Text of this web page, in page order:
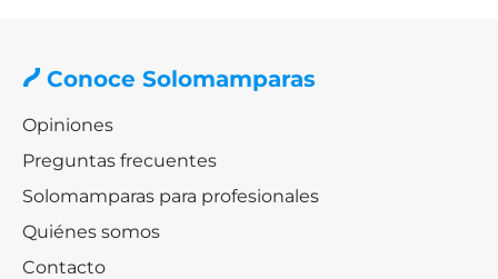
Conoce Solomamparas
Opiniones
Preguntas frecuentes
Solomamparas para profesionales
Quiénes somos
Contacto